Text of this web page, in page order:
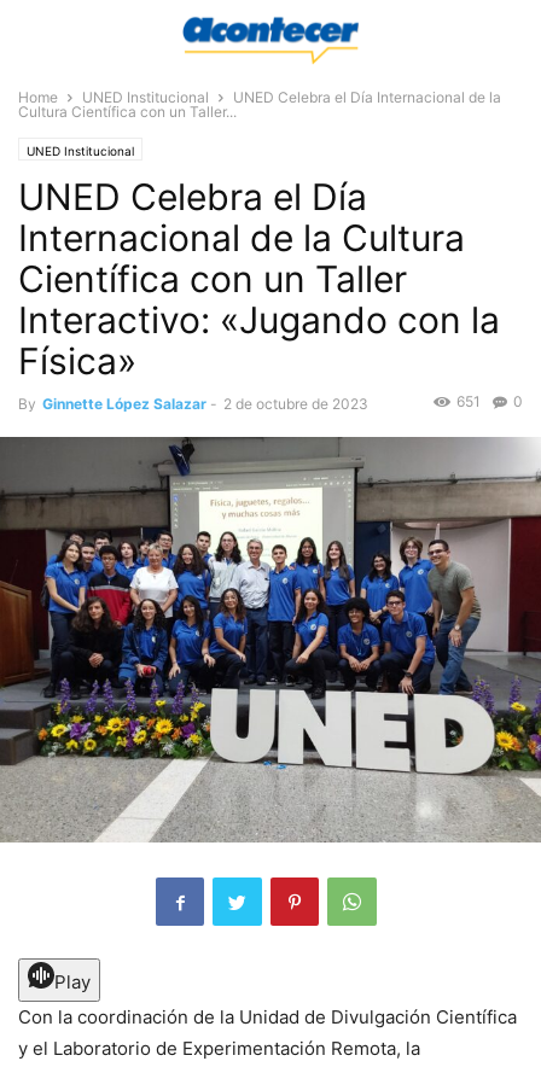
Home UNED Institucional
UNED Celebra el Día Internacional de la
Cultura Científica con un Taller...
UNED Institucional
UNED Celebra el Día
Internacional de la Cultura
Científica con un Taller
Interactivo: «Jugando con la
Física»
By Ginnette López Salazar - 2 de octubre de 2023 0
651
Play
Con la coordinación de la Unidad de Divulgación Científica
y el Laboratorio de Experimentación Remota, la